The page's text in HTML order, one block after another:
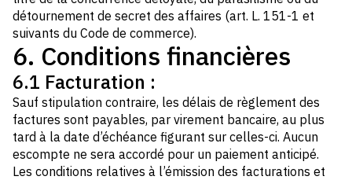
détournement de secret des affaires (art. L. 151-1 et
suivants du Code de commerce).
6. Conditions financières
6.1 Facturation :
Sauf stipulation contraire, les délais de règlement des
factures sont payables, par virement bancaire, au plus
tard à la date d’échéance figurant sur celles-ci. Aucun
escompte ne sera accordé pour un paiement anticipé.
Les conditions relatives à l’émission des facturations et